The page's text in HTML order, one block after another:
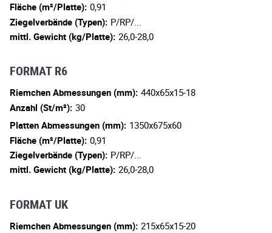
Fläche (m²/Platte): 0,91
Ziegelverbände (Typen): P/RP/...
mittl. Gewicht (kg/Platte): 26,0-28,0
FORMAT R6
Riemchen Abmessungen (mm): 440x65x15-18
Anzahl (St/m²): 30
Platten Abmessungen (mm): 1350x675x60
Fläche (m²/Platte): 0,91
Ziegelverbände (Typen): P/RP/...
mittl. Gewicht (kg/Platte): 26,0-28,0
FORMAT UK
Riemchen Abmessungen (mm): 215x65x15-20